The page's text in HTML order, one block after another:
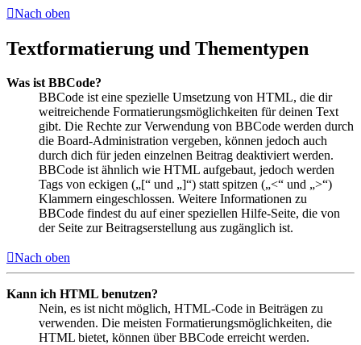
Nach oben
Textformatierung und Thementypen
Was ist BBCode?
BBCode ist eine spezielle Umsetzung von HTML, die dir
weitreichende Formatierungsmöglichkeiten für deinen Text
gibt. Die Rechte zur Verwendung von BBCode werden durch
die Board-Administration vergeben, können jedoch auch
durch dich für jeden einzelnen Beitrag deaktiviert werden.
BBCode ist ähnlich wie HTML aufgebaut, jedoch werden
Tags von eckigen („[“ und „]“) statt spitzen („<“ und „>“)
Klammern eingeschlossen. Weitere Informationen zu
BBCode findest du auf einer speziellen Hilfe-Seite, die von
der Seite zur Beitragserstellung aus zugänglich ist.
Nach oben
Kann ich HTML benutzen?
Nein, es ist nicht möglich, HTML-Code in Beiträgen zu
verwenden. Die meisten Formatierungsmöglichkeiten, die
HTML bietet, können über BBCode erreicht werden.